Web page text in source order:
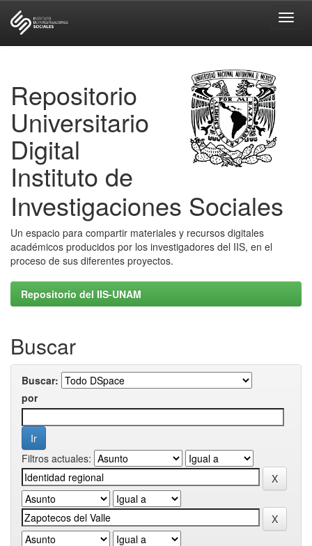
Repositorio
Universitario
Digital
Instituto de
Investigaciones Sociales
Un espacio para compartir materiales y recursos digitales
académicos producidos por los investigadores del IIS, en el
proceso de sus diferentes proyectos.
Repositorio del IIS-UNAM
Buscar
Buscar:
por
Filtros actuales: